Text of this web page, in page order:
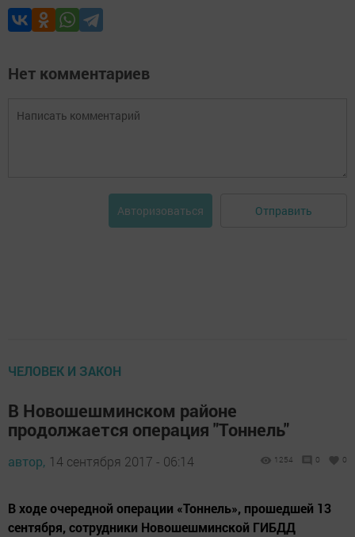
Нет комментариев
Авторизоваться Отправить
ЧЕЛОВЕК И ЗАКОН
В Новошешминском районе
продолжается операция "Тоннель"
автор, 14 сентября 2017 - 06:14 1254 0 0
В ходе очередной операции «Тоннель», прошедшей 13
сентября, сотрудники Новошешминской ГИБДД